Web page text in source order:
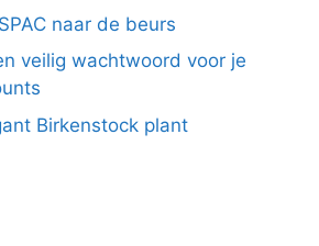
naar de beurs
veilig wachtwoord voor je
Birkenstock plant